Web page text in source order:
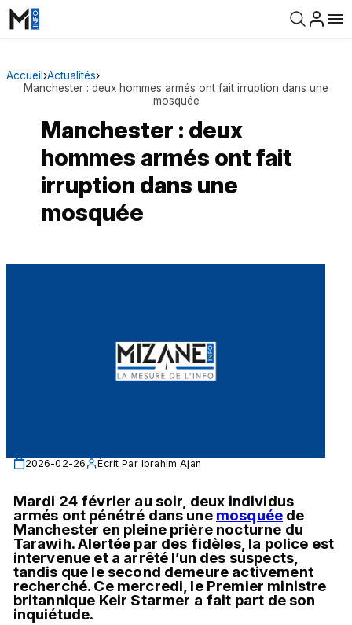
Accueil ›Actualités›
Manchester : deux hommes armés ont fait irruption dans une
mosquée
Manchester : deux
hommes armés ont fait
irruption dans une
mosquée
2026-02-26 Écrit Par Ibrahim Ajan
Mardi 24 février au soir, deux individus
armés ont pénétré dans une mosquée de
Manchester en pleine prière nocturne du
Tarawih. Alertée par des fidèles, la police est
intervenue et a arrêté l’un des suspects,
tandis que le second demeure activement
recherché. Ce mercredi, le Premier ministre
britannique Keir Starmer a fait part de son
inquiétude.